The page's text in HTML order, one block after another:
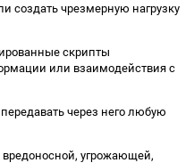
создать чрезмерную нагрузку
скрипты
или взаимодействия с
через него любую
вредоносной, угрожающей,